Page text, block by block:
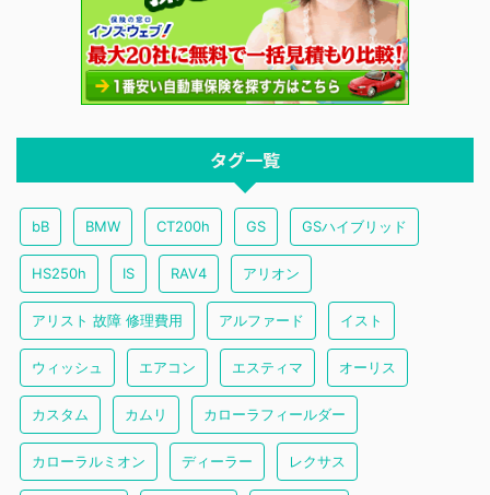
タグ一覧
bB BMW CT200h GS GSハイブリッド
HS250h IS RAV4 アリオン
アリスト 故障 修理費用 アルファード イスト
ウィッシュ エアコン エスティマ オーリス
カスタム カムリ カローラフィールダー
カローラルミオン ディーラー レクサス